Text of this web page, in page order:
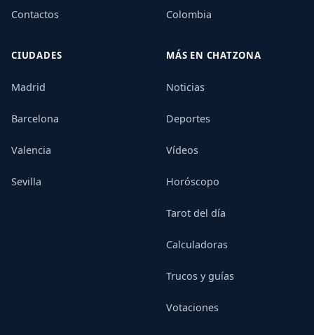
Contactos Colombia
CIUDADES
Madrid
Barcelona
Valencia
Sevilla
MÁS EN CHATZONA
Noticias
Deportes
Vídeos
Horóscopo
Tarot del día
Calculadoras
Trucos y guías
Votaciones